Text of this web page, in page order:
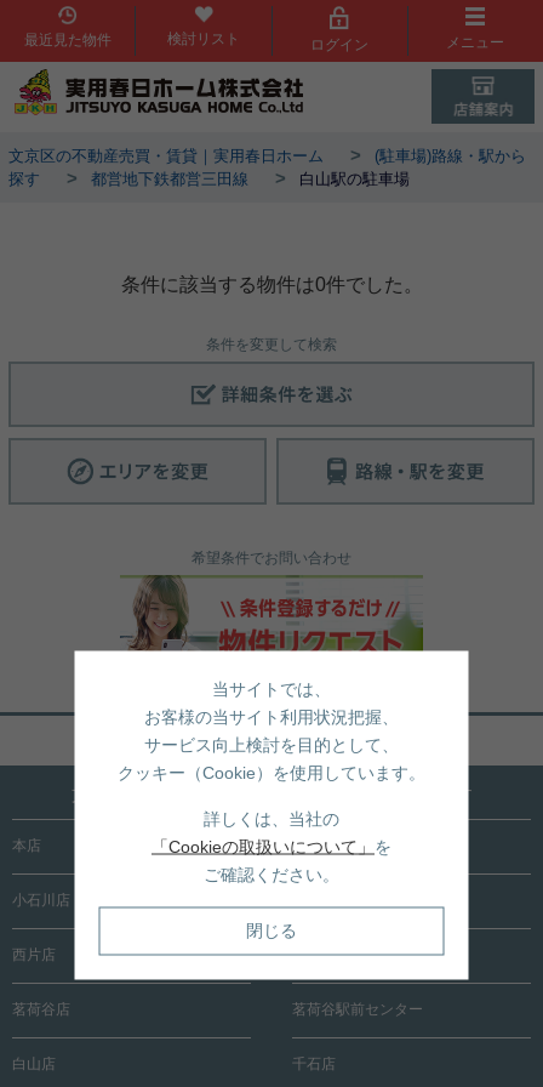
最近見た物件 検討リスト ログイン メニュー
文京区の不動産売買・賃貸｜実用春日ホーム >
(駐車場)路線・駅から
探す
> 都営地下鉄都営三田線 > 白山駅の駐車場
条件に該当する物件は0件でした。
条件を変更して検索
希望条件でお問い合わせ
ページトップへ戻る
文京区内に15店舗！売買も賃貸も全店で承ります
本店 根津店
小石川店
西片店 後楽園店
茗荷谷店 茗荷谷駅前センター
白山店 千石店
当サイトでは、
お客様の当サイト利用状況把握、
サービス向上検討を目的として、
クッキー（Cookie）を使用しています。
詳しくは、当社の
「Cookieの取扱いについて」 を
ご確認ください。
閉じる